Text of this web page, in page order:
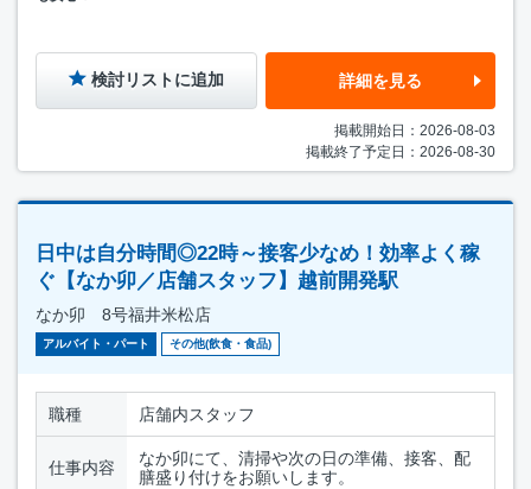
検討リストに追加 詳細を見る
掲載開始日：2026-08-03
掲載終了予定日：2026-08-30
日中は自分時間◎22時～接客少なめ！効率よく稼
ぐ【なか卯／店舗スタッフ】越前開発駅
なか卯 8号福井米松店
アルバイト・パート その他(飲食・食品)
職種 店舗内スタッフ
仕事内容
なか卯にて、清掃や次の日の準備、接客、配
膳盛り付けをお願いします。